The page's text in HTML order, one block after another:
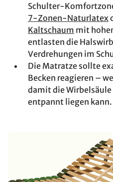
Schulter-
7-Zonen-Naturlatex
Kaltschaum mit
entlasten die
Verdrehungen im
Die Matratze sollte
Becken reagieren –
damit die
entpannt liegen kann.